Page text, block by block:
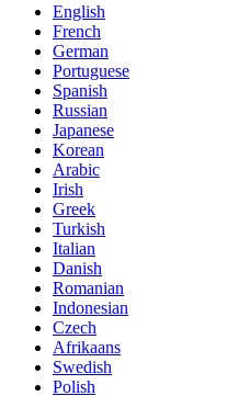
English
French
German
Portuguese
Spanish
Russian
Japanese
Korean
Arabic
Irish
Greek
Turkish
Italian
Danish
Romanian
Indonesian
Czech
Afrikaans
Swedish
Polish